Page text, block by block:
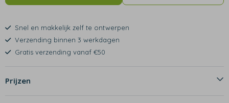
Snel en makkelijk zelf te ontwerpen
Verzending binnen 3 werkdagen
Gratis verzending vanaf €50
Prijzen